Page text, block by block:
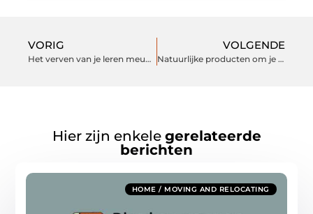
VORIG
Het verven van je leren meubels
VOLGENDE
Natuurlijke producten om je tanden te bleken
Hier zijn enkele gerelateerde
berichten
HOME / MOVING AND RELOCATING